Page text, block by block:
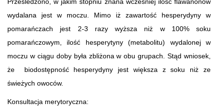
wydalana jest w moczu. Mimo iż zawartość hesperydyny w
pomarańczach jest 2-3 razy wyższa niż w 100% soku
pomarańczowym, ilość hesperytyny (metabolitu) wydalonej w
moczu w ciągu doby była zbliżona w obu grupach. Stąd wniosek,
że biodostępność hesperydyny jest większa z soku niż ze
świeżych owoców.
Konsultacja merytoryczna: